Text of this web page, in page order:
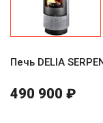
Печь DELIA
490 900 ₽